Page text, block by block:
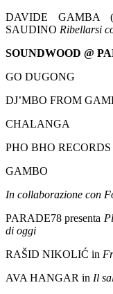
DAVIDE GAMBA
SAUDINO Ribellarsi
SOUNDWOOD @
GO DUGONG
DJ’MBO FROM
CHALANGA
PHO BHO RECORDS
GAMBO
In collaborazione con
PARADE78 presenta
di oggi
RAŠID NIKOLIĆ in
AVA HANGAR in Il